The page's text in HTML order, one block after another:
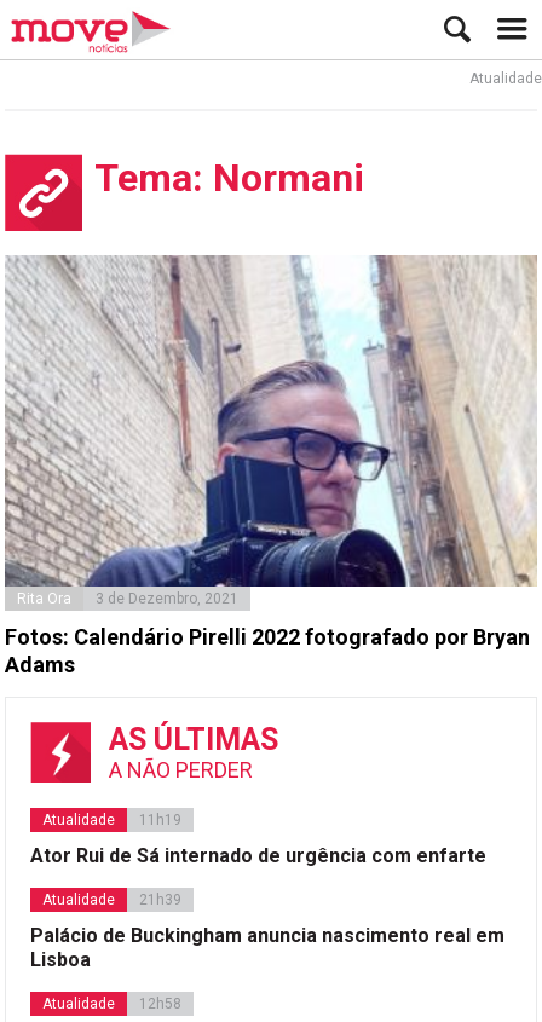
Atualidade
Tema: Normani
Rita Ora 3 de Dezembro, 2021
Fotos: Calendário Pirelli 2022 fotografado por Bryan
Adams
AS ÚLTIMAS
A NÃO PERDER
Atualidade 11h19
Ator Rui de Sá internado de urgência com enfarte
Atualidade 21h39
Palácio de Buckingham anuncia nascimento real em
Lisboa
Atualidade 12h58